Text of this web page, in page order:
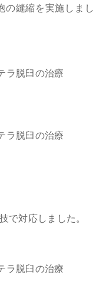
の縫縮を実施しまし
対応しました。